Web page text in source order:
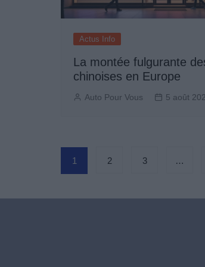
Actus Info
La montée fulgurante
chinoises en Europe
Auto Pour Vous 5 août
Pagination
des
publications
1 2 3 …